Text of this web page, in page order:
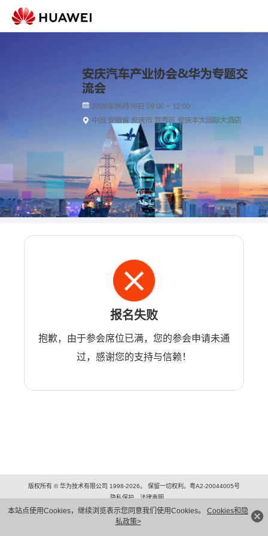
本站点使用Cookies，继续浏览表示您同意我们使用Cookies。 Cookies和隐
私政策>
报名失败
抱歉，由于参会席位已满，您的参会申请未通
过，感谢您的支持与信赖！
版权所有 © 华为技术有限公司 1998-2026。 保留一切权利。粤A2-20044005号
隐私保护
法律声明